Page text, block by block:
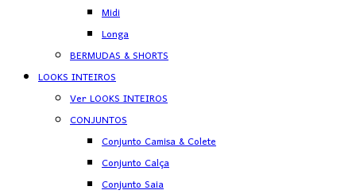
Midi
Longa
BERMUDAS & SHORTS
LOOKS INTEIROS
Ver LOOKS INTEIROS
CONJUNTOS
Conjunto Camisa & Colete
Conjunto Calça
Conjunto Saia